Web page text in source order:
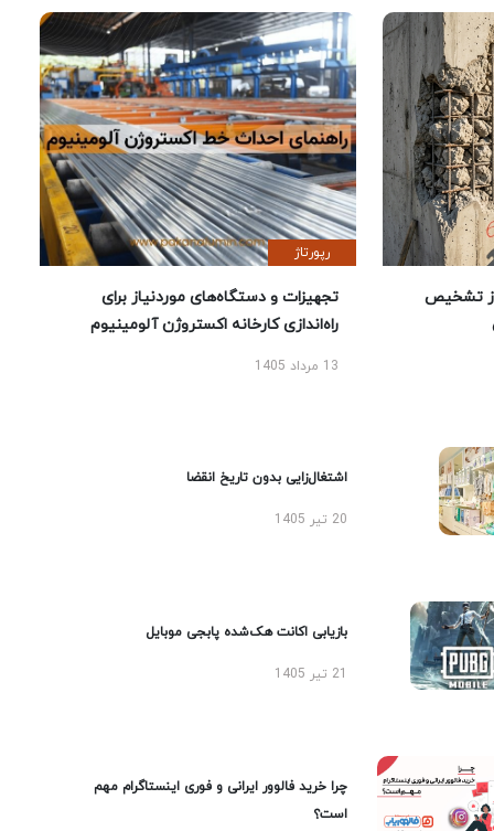
تشخیص
رپورتاژ
تجهیزات و دستگاه‌های موردنیاز برای
راه‌اندازی کارخانه اکستروژن آلومینیوم
13 مرداد 1405
اشتغال‌زایی بدون تاریخ انقضا
20 تیر 1405
بازیابی اکانت هک‌شده پابجی موبایل
چرا خرید فالوور ایرانی و فوری اینستاگرام مهم
است؟